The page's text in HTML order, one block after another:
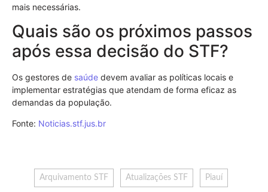
mais necessárias.
Quais são os próximos passos
após essa decisão do STF?
Os gestores de saúde devem avaliar as políticas locais e
implementar estratégias que atendam de forma eficaz as
demandas da população.
Fonte: Noticias.stf.jus.br
Arquivamento STF Atualizações STF Piauí